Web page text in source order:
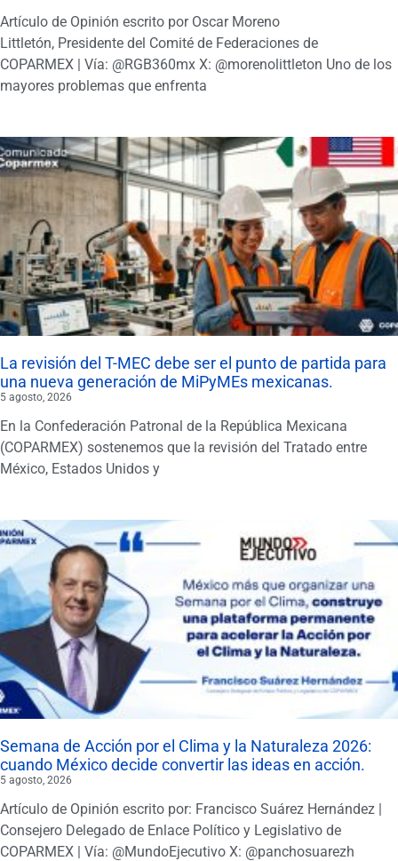
Artículo de Opinión escrito por Oscar Moreno
Littletón, Presidente del Comité de Federaciones de
COPARMEX | Vía: @RGB360mx X: @morenolittleton Uno de los
mayores problemas que enfrenta
La revisión del T-MEC debe ser el punto de partida para
una nueva generación de MiPyMEs mexicanas.
5 agosto, 2026
En la Confederación Patronal de la República Mexicana
(COPARMEX) sostenemos que la revisión del Tratado entre
México, Estados Unidos y
Semana de Acción por el Clima y la Naturaleza 2026:
cuando México decide convertir las ideas en acción.
5 agosto, 2026
Artículo de Opinión escrito por: Francisco Suárez Hernández |
Consejero Delegado de Enlace Político y Legislativo de
COPARMEX | Vía: @MundoEjecutivo X: @panchosuarezh